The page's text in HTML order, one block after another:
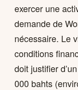
exercer une
demande de
nécessaire. Le
conditions
doit justifier
000 bahts